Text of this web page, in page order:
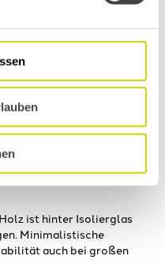
ist hinter Isolierglas
Minimalistische
auch bei großen